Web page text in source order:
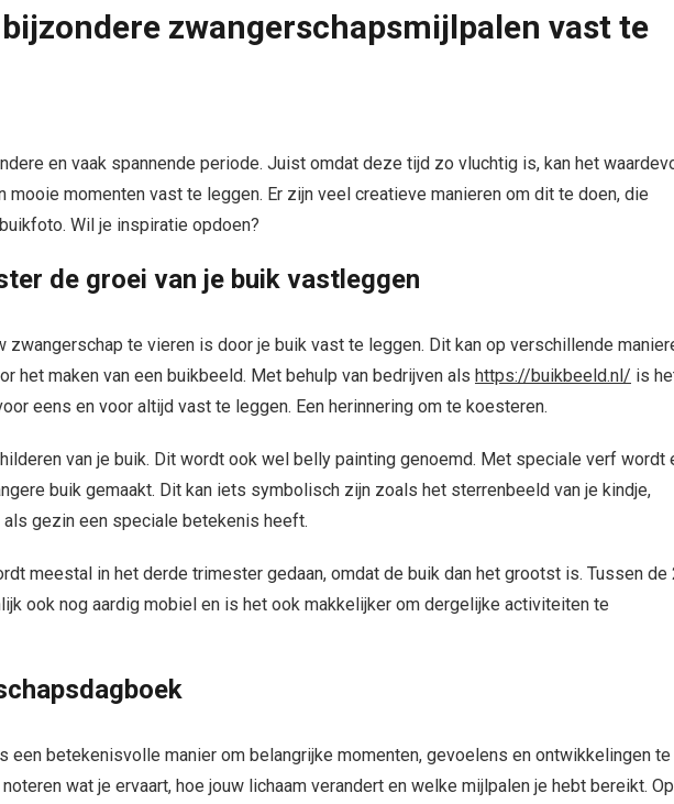
zwangerschapsmijlpalen vast te
en vaak spannende periode. Juist omdat deze tijd zo vluchtig is, kan het
mooie momenten vast te leggen. Er zijn veel creatieve manieren om dit te doen, die
Wil je inspiratie opdoen?
de groei van je buik vastleggen
zwangerschap te vieren is door je buik vast te leggen. Dit kan op verschillende
het maken van een buikbeeld. Met behulp van bedrijven als https://buikbeeld.nl/ is
eens en voor altijd vast te leggen. Een herinnering om te koesteren.
van je buik. Dit wordt ook wel belly painting genoemd. Met speciale verf wordt
buik gemaakt. Dit kan iets symbolisch zijn zoals het sterrenbeeld van je kindje,
gezin een speciale betekenis heeft.
meestal in het derde trimester gedaan, omdat de buik dan het grootst is. Tussen de
ook nog aardig mobiel en is het ook makkelijker om dergelijke activiteiten te
een betekenisvolle manier om belangrijke momenten, gevoelens en ontwikkelingen te
wat je ervaart, hoe jouw lichaam verandert en welke mijlpalen je hebt bereikt. Op